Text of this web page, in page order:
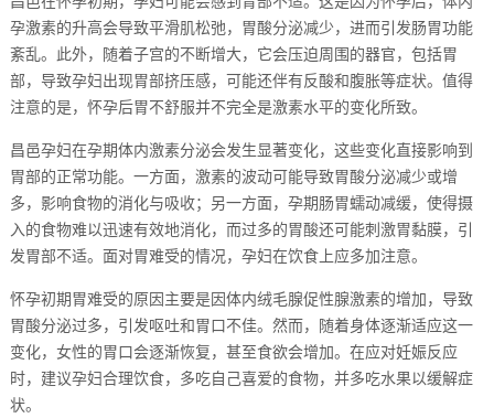
孕激素的升高会导致平滑肌松弛，胃酸分泌减少，进而引发肠胃功能
紊乱。此外，随着子宫的不断增大，它会压迫周围的器官，包括胃
部，导致孕妇出现胃部挤压感，可能还伴有反酸和腹胀等症状。值得
注意的是，怀孕后胃不舒服并不完全是激素水平的变化所致。
昌邑孕妇在孕期体内激素分泌会发生显著变化，这些变化直接影响到
胃部的正常功能。一方面，激素的波动可能导致胃酸分泌减少或增
多，影响食物的消化与吸收；另一方面，孕期肠胃蠕动减缓，使得摄
入的食物难以迅速有效地消化，而过多的胃酸还可能刺激胃黏膜，引
发胃部不适。面对胃难受的情况，孕妇在饮食上应多加注意。
怀孕初期胃难受的原因主要是因体内绒毛腺促性腺激素的增加，导致
胃酸分泌过多，引发呕吐和胃口不佳。然而，随着身体逐渐适应这一
变化，女性的胃口会逐渐恢复，甚至食欲会增加。在应对妊娠反应
时，建议孕妇合理饮食，多吃自己喜爱的食物，并多吃水果以缓解症
状。